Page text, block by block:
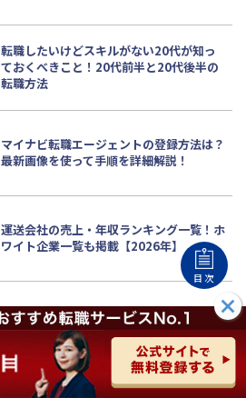
転職したいけどスキルがない20代が知っ
ておくべきこと！20代前半と20代後半の
転職方法
マイナビ転職エージェントの登録方法は？
最新画像を使って手順を詳細解説！
運送会社の売上・年収ランキング一覧！ホ
ワイト企業一覧も掲載【2026年】
目次